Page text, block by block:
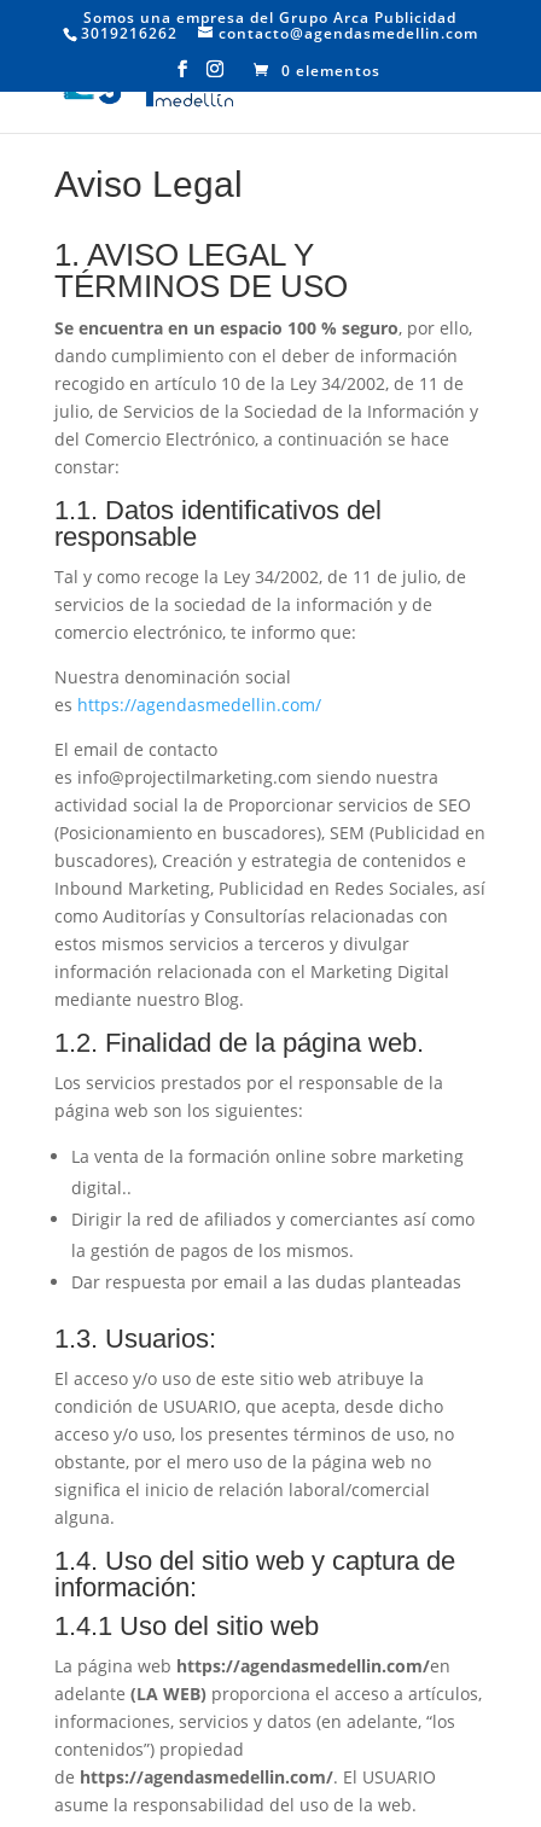
Somos una empresa del Grupo Arca Publicidad
3019216262
contacto@agendasmedellin.com
0 elementos
Aviso Legal
1. AVISO LEGAL Y
TÉRMINOS DE USO
Se encuentra en un espacio 100 % seguro, por ello,
dando cumplimiento con el deber de información
recogido en artículo 10 de la Ley 34/2002, de 11 de
julio, de Servicios de la Sociedad de la Información y
del Comercio Electrónico, a continuación se hace
constar:
1.1. Datos identificativos del
responsable
Tal y como recoge la Ley 34/2002, de 11 de julio, de
servicios de la sociedad de la información y de
comercio electrónico, te informo que:
Nuestra denominación social
es https://agendasmedellin.com/
El email de contacto
es info@projectilmarketing.com siendo nuestra
actividad social la de Proporcionar servicios de SEO
(Posicionamiento en buscadores), SEM (Publicidad en
buscadores), Creación y estrategia de contenidos e
Inbound Marketing, Publicidad en Redes Sociales, así
como Auditorías y Consultorías relacionadas con
estos mismos servicios a terceros y divulgar
información relacionada con el Marketing Digital
mediante nuestro Blog.
1.2. Finalidad de la página web.
Los servicios prestados por el responsable de la
página web son los siguientes:
La venta de la formación online sobre marketing
digital..
Dirigir la red de afiliados y comerciantes así como
la gestión de pagos de los mismos.
Dar respuesta por email a las dudas planteadas
1.3. Usuarios:
El acceso y/o uso de este sitio web atribuye la
condición de USUARIO, que acepta, desde dicho
acceso y/o uso, los presentes términos de uso, no
obstante, por el mero uso de la página web no
significa el inicio de relación laboral/comercial
alguna.
1.4. Uso del sitio web y captura de
información:
1.4.1 Uso del sitio web
La página web https://agendasmedellin.com/en
adelante (LA WEB) proporciona el acceso a artículos,
informaciones, servicios y datos (en adelante, “los
contenidos”) propiedad
de https://agendasmedellin.com/. El USUARIO
asume la responsabilidad del uso de la web.